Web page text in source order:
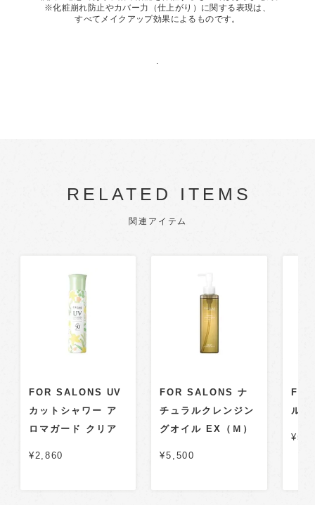
※化粧崩れ防止やカバー力（仕上がり）に関する表現は、
すべてメイクアップ効果によるものです。
.
RELATED ITEMS
関連アイテム
FOR SALONS UV
カットシャワー ア
ロマガード クリア
¥2,860
FOR SALONS ナ
チュラルクレンジン
グオイル EX（Ｍ）
¥5,500
ルク